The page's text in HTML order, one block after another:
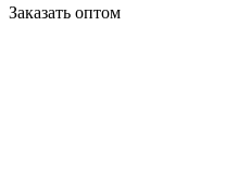
Заказать оптом